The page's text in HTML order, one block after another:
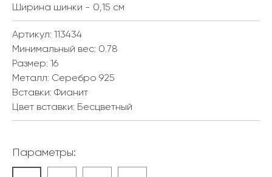
Ширина шинки - 0,15 см
Артикул: 113434
Минимальный вес: 0.78
Размер: 16
Металл: Серебро 925
Вставки: Фианит
Цвет вставки: Бесцветный
Параметры: